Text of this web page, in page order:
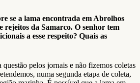
se a lama encontrada em Abrolhos
rejeitos da Samarco. O senhor tem
a esse respeito? Quais as
questão pelos jornais e não fizemos coletas
numa segunda etapa de coleta,